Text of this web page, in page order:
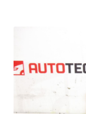
Košík
Můj účet